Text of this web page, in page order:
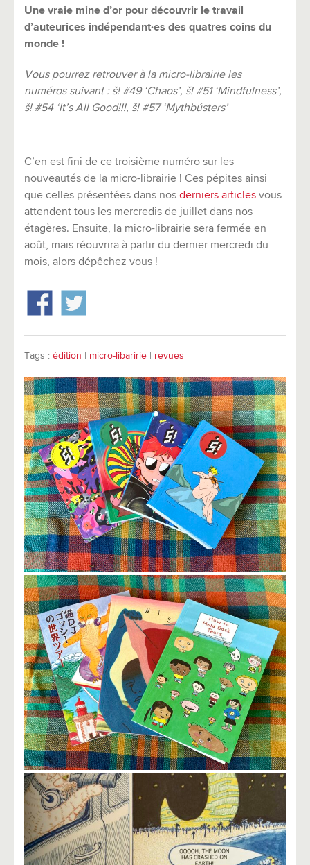
Une vraie mine d’or pour découvrir le travail
d’auteurices indépendant·es des quatres coins du
monde !
Vous pourrez retrouver à la micro-librairie les
numéros suivant : š! #49 ‘Chaos’, š! #51 ‘Mindfulness’,
š! #54 ‘It’s All Good!!!, š! #57 ‘Mythbústers’
C’en est fini de ce troisième numéro sur les
nouveautés de la micro-librairie ! Ces pépites ainsi
que celles présentées dans nos derniers articles vous
attendent tous les mercredis de juillet dans nos
étagères. Ensuite, la micro-librairie sera fermée en
août, mais réouvrira à partir du dernier mercredi du
mois, alors dépêchez vous !
Tags : édition micro-libaririe revues